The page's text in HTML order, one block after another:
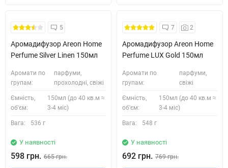
Знову в наявності +
безкоштовна доставка!
5
Аромадифузор Areon Home
Perfume Silver Linen 150мл
Аромати по
групам:
парфуми,
прохолодні, свіжі
Ємність,
об'єм:
150мл (до 40 кв.м ≈
3-4 міс)
Вага: 536 г
У наявності
598 грн. 665 грн.
7 2
Аромадифузор Areon Home
Perfume LUX Gold 150мл
Аромати по
групам:
парфуми,
свіжі
Ємність,
об'єм:
150мл (до 40 кв.м ≈
3-4 міс)
Вага: 548 г
У наявності
692 грн. 769 грн.